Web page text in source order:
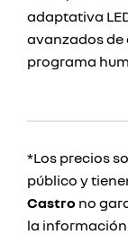
adaptativa
avanzados de
programa
*Los precios
público y
Castro no
la información